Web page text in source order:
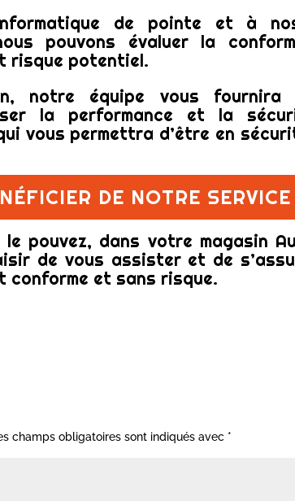
de pointe et à
pouvons évaluer la
risque potentiel.
notre équipe vous fournira
la performance et la
vous permettra d’être en
DE NOTRE
pouvez, dans votre magasin
de vous assister et de
et sans risque.
champs obligatoires sont indiqués avec *